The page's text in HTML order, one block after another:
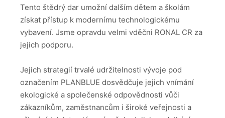
Tento štědrý dar umožní dalším dětem a školám
získat přístup k modernímu technologickému
vybavení. Jsme opravdu velmi vděčni RONAL CR za
jejich podporu.
Jejich strategií trvalé udržitelnosti vývoje pod
označením PLANBLUE dosvědčuje jejich vnímání
ekologické a společenské odpovědnosti vůči
zákazníkům, zaměstnancům i široké veřejnosti a